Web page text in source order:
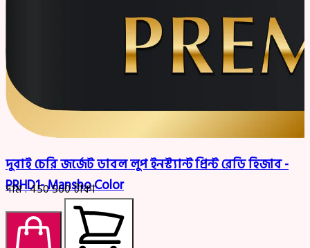
দুবাই চেরি জর্জেট ডাবল লুপ ইনস্ট্যান্ট প্রিন্ট রেডি হিজাব -
PRHD1- Mansho Color
দাম :450560টাকা